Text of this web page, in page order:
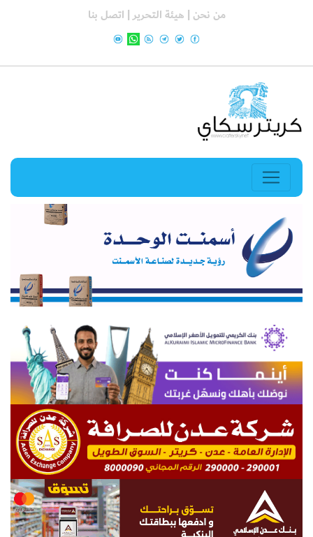
من نحن | هيئة التحرير | اتصل بنا